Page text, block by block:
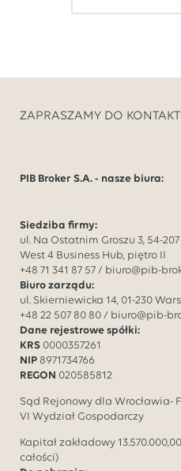
ZAPRASZAMY DO
PIB Broker S.A. - nasze biura:
Siedziba firmy:
ul. Na Ostatnim Groszu 3, 54-
West 4 Business Hub, piętro II
+48 71 341 87 57 / biuro@pib-
Biuro zarządu:
ul. Skierniewicka 14, 01-230
+48 22 507 80 80 / biuro@pib-
Dane rejestrowe spółki:
KRS 0000357261
NIP 8971734766
REGON 020585812
Sąd Rejonowy dla Wrocławia-
VI Wydział Gospodarczy
Kapitał zakładowy 13.570.000,00
całości)